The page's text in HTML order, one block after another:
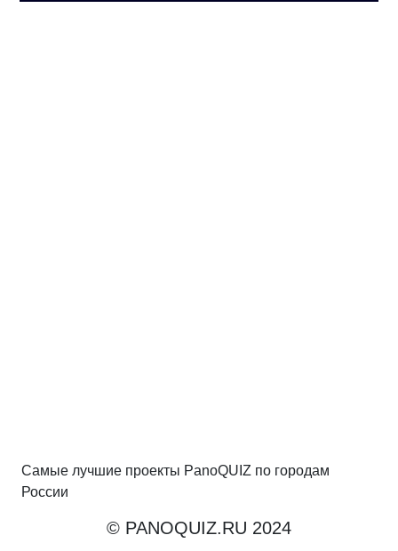
Самые лучшие проекты PanoQUIZ по городам
России
© PANOQUIZ.RU 2024